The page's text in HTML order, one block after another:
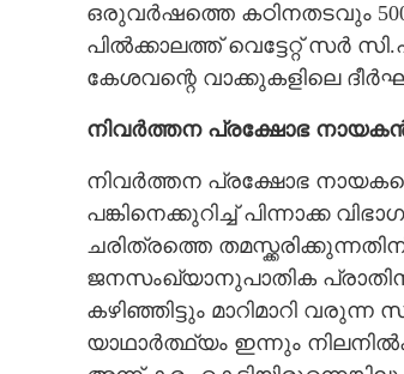
ഒരുവർഷത്തെ കഠിനതടവും
പിൽക്കാലത്ത് വെട്ടേറ്റ് സർ
കേശവന്റെ വാക്കുകളിലെ
നിവർത്തന പ്രക്ഷോഭ
നിവർത്തന പ്രക്ഷോഭ
പങ്കിനെക്കുറിച്ച് പിന്നാക്ക
ചരിത്രത്തെ
ജനസംഖ്യാനുപാതിക
കഴിഞ്ഞിട്ടും മാറിമാറി
യാഥാർത്ഥ്യം ഇന്നും